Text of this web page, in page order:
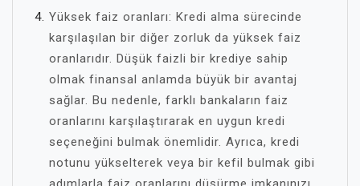
Yüksek faiz oranları: Kredi alma sürecinde
karşılaşılan bir diğer zorluk da yüksek faiz
oranlarıdır. Düşük faizli bir krediye sahip
olmak finansal anlamda büyük bir avantaj
sağlar. Bu nedenle, farklı bankaların faiz
oranlarını karşılaştırarak en uygun kredi
seçeneğini bulmak önemlidir. Ayrıca, kredi
notunu yükselterek veya bir kefil bulmak gibi